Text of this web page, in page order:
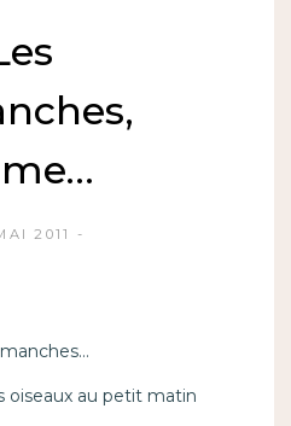
2011
oiseaux au petit matin